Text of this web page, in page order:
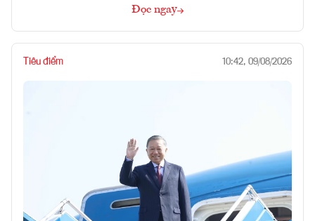
Đọc ngay
Tiêu điểm 10:42, 09/08/2026